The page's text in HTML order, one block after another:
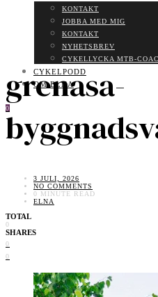
KONTAKT
JOBBA MED MIG
KONTAKT
NYHETSBREV
CYKELLYCKA MTB-
CYKELPODD
OM ELNA
0
grenasa-
3 JULI, 2026
NO COMMENTS
0 MINUTE READ
ELNA
TOTAL
0
SHARES
0
0